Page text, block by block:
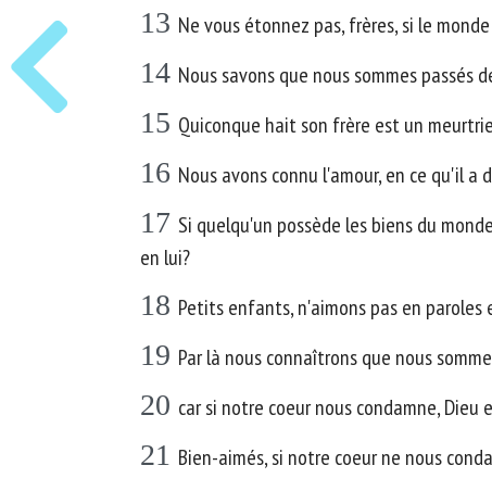
13 Ne vous étonnez pas, frères, si le
14 Nous savons que nous sommes passés
15 Quiconque hait son frère est un
16 Nous avons connu l'amour, en ce qu'il
17 Si quelqu'un possède les biens du
en lui?
18 Petits enfants, n'aimons pas en
19 Par là nous connaîtrons que nous
20 car si notre coeur nous condamne,
21 Bien-aimés, si notre coeur ne nous